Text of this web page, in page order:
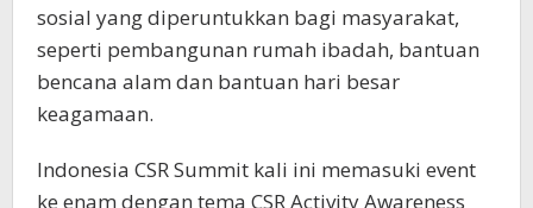
sosial yang diperuntukkan bagi masyarakat,
seperti pembangunan rumah ibadah, bantuan
bencana alam dan bantuan hari besar
keagamaan.
Indonesia CSR Summit kali ini memasuki event
ke enam dengan tema CSR Activity Awareness